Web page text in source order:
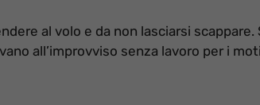
al volo e da non lasciarsi scappare.
all’improvviso senza lavoro per i